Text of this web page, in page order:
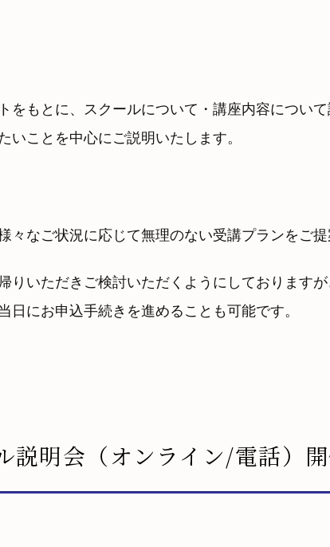
をもとに、スクールについて・講座内容につい
ことを中心にご説明いたします。
なご状況に応じて無理のない受講プランをご提
りいただきご検討いただくようにしております
にお申込手続きを進めることも可能です。
説明会（オンライン/電話）